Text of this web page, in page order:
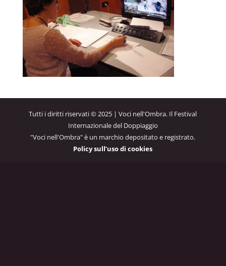
Tutti i diritti riservati © 2025 | Voci nell'Ombra. Il Festival
Internazionale del Doppiaggio
"Voci nell'Ombra" è un marchio depositato e registrato.
Policy sull’uso di cookies